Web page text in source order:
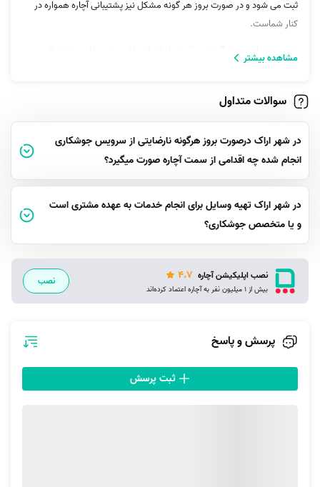
ثبت می شود و در صورت بروز هر گونه مشکل نیز پشتیبانی آچاره همواره در
کنار شماست.
در صورت داشتن هر گونه سوال در رابطه با در فلزی، درب فلزی، خرده کاری
مشاهده بیشتر
سوالات متداول
در شهر اراک درصورت بروز هرگونه نارضایتی از سرویس جوشکاری
انجام شده چه اقدامی از سمت آچاره صورت میگیرد؟
در شهر اراک تهیه وسایل برای انجام خدمات به عهده مشتری است
و یا متخصص جوشکاری؟
نصب اپلیکیشن آچاره 4.7
بیش از 1 میلیون نفر به آچاره اعتماد کرده‌اند
نصب
پرسش و پاسخ